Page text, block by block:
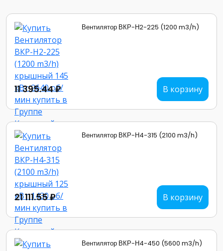
Вентилятор ВКР-Н2-225 (1200 m3/h)
11 395.44 ₽ В корзину
Вентилятор ВКР-Н4-315 (2100 m3/h)
21 111.55 ₽ В корзину
Вентилятор ВКР-Н4-450 (5600 m3/h)